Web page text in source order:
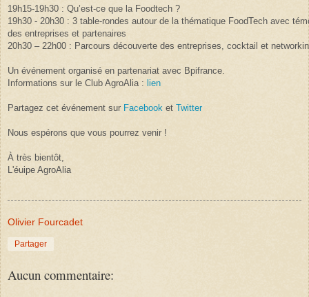
19h15-19h30 : Qu’est-ce que la Foodtech ?
19h30 - 20h30 : 3 table-rondes autour de la thématique FoodTech avec
des entreprises et partenaires
20h30 – 22h00 : Parcours découverte des entreprises, cocktail et
Un événement organisé en partenariat avec Bpifrance.
Informations sur le Club AgroAlia : lien
Partagez cet événement sur Facebook et Twitter
Nous espérons que vous pourrez venir !
À très bientôt,
L'éuipe AgroAlia
Olivier Fourcadet
Partager
Aucun commentaire: